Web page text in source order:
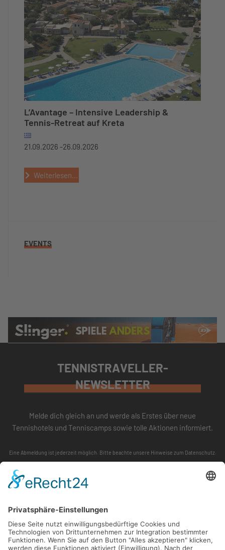
L’Avantage – Intensive Leadership &
Tennis-Retreat auf Kreta
21.09.2026 -26.09.2026
Weiterlesen...
EVENTS
TENNISTRAVELLER-
NEWSLETTER
Melde dich gleich an und werde als Erstes über neue
Tennishotels und Tenniscamps sowie tolle Aktionen informiert.
Eine Abmeldung ist jederzeit möglich. Bitte beachte unsere Hinweise zum Datenschutz.
ABONNIEREN